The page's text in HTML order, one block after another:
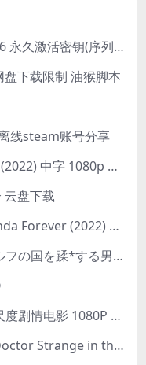
VMware Workstation Pro 16 永久激活密钥(序列号)
下载限制 油猴脚本
线steam账号分享
史前星球 Prehistoric Planet (2022) 中字 1080p 高清 阿里云盘 2022.5.27已更新全集
云盘下载
黑豹2 Black Panther: Wakanda Forever (2022) 高清版
OVA巨*エルフ母娘催*#1エルフの国を蹂*する男。汚された女王と姫
B级文件 B컷 (2022) 韩国大尺度剧情电影 1080P 中字
奇异博士2：疯狂多元宇宙 Doctor Strange in the Multiverse of Madness (2022) 高清版1080p